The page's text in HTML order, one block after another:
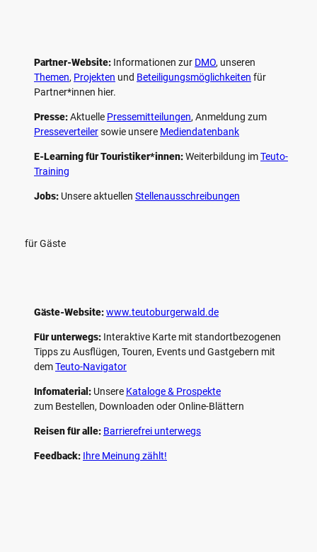
Partner-Website: Informationen zur DMO, unseren ­
Themen, Projekten und Beteiligungs­möglichkeiten für
Partner*innen hier.
Presse:Aktuelle Pressemitteilungen, Anmeldung zum
Presseverteilersowie unsere Mediendatenbank
E-Learning für Touristiker*innen:Weiterbildung imTeuto-
Training
Jobs: Unsere aktuellen Stellenausschreibungen
für Gäste
Gäste-Website:www.teutoburgerwald.de
Für unterwegs: Interaktive Karte mit standort­bezogenen
Tipps zu Ausflügen, Touren, Events und Gastgebern mit
demTeuto-Navigator
Infomaterial: Unsere Kataloge & Prospekte
zum Bestellen, Downloaden oder Online-Blättern
Reisen für alle: Barrierefrei unterwegs
Feedback: Ihre Meinung zählt!